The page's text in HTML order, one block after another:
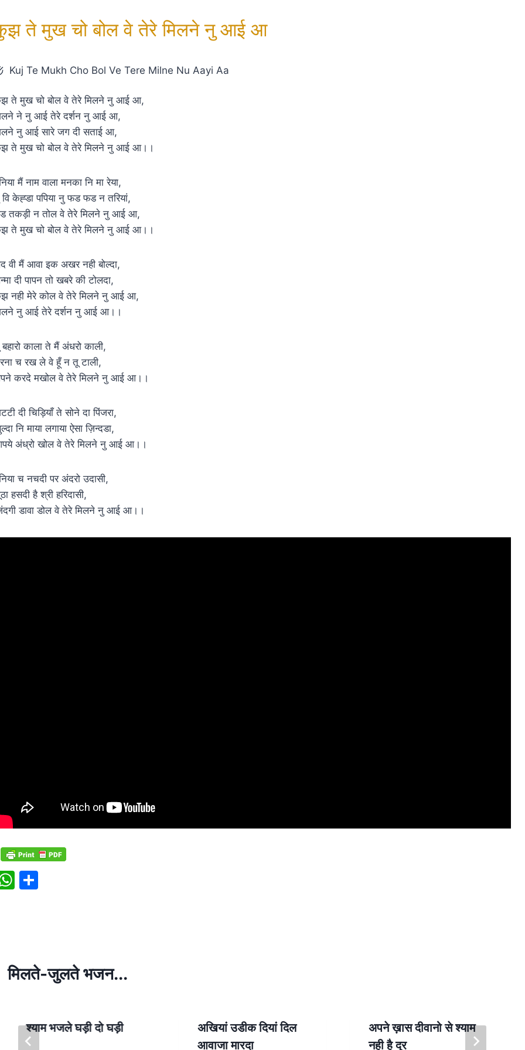
ते मुख चो बोल वे तेरे मिलने नु आई आ
Kuj Te Mukh Cho Bol Ve Tere Milne Nu Aayi Aa
ते मुख चो बोल वे तेरे मिलने नु आई आ,
ने नु आई तेरे दर्शन नु आई आ,
नु आई सारे जग दी सताई आ,
ते मुख चो बोल वे तेरे मिलने नु आई आ।।
मैं नाम वाला मनका नि मा रेया,
केह्डा पपिया नु फड फड न तरियां,
तकड़ी न तोल वे तेरे मिलने नु आई आ,
ते मुख चो बोल वे तेरे मिलने नु आई आ।।
वी मैं आवा इक अखर नही बोल्दा,
दी पापन तो खबरे की टोलदा,
नही मेरे कोल वे तेरे मिलने नु आई आ,
नु आई तेरे दर्शन नु आई आ।।
काला ते मैं अंधरो काली,
च रख ले वे हूँ न तू टाली,
करदे मखोल वे तेरे मिलने नु आई आ।।
दी चिड़ियाँ ते सोने दा पिंजरा,
नि माया लगाया ऐसा ज़िन्दडा,
अंध्रो खोल वे तेरे मिलने नु आई आ।।
च नचदी पर अंदरो उदासी,
हसदी है श्री हरिदासी,
डावा डोल वे तेरे मिलने नु आई आ।।
W
p
S
मिलते-जुलते भजन...
श्याम भजले घड़ी दो घड़ी
अखियां उडीक दियां दिल
आवाजा मारदा
अपने ख़ास दीवानो से श्याम
नही है दूर